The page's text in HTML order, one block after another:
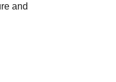
and